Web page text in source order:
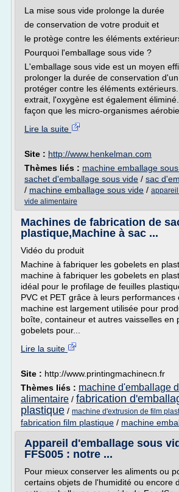
La mise sous vide prolonge la durée
de conservation de votre produit et
le protège contre les éléments
Pourquoi l'emballage sous vide ?
L'emballage sous vide est un moyen
prolonger la durée de conservation
protéger contre les éléments
extrait, l'oxygène est également
façon que les micro-organismes
Lire la suite
Site : http://www.henkelman.com
Thèmes liés : machine emballage
sachet d'emballage sous vide / sac
/ machine emballage sous vide /
vide alimentaire
Machines de fabrication de
plastique,Machine à sac ...
Vidéo du produit
Machine à fabriquer les gobelets en
machine à fabriquer les gobelets en
idéal pour le profilage de feuilles
PVC et PET grâce à leurs performances
machine est largement utilisée pour
boîte, containeur et autres vaisselles en
gobelets pour...
Lire la suite
Site : http://www.printingmachinecn.fr
Thèmes liés : machine d'emballage
alimentaire / fabrication
plastique / machine d'extrusion de film
fabrication film plastique / machine
Appareil d'emballage sous
FFS005 : notre ...
Pour mieux conserver les aliments ou
certains objets de l'humidité ou encore